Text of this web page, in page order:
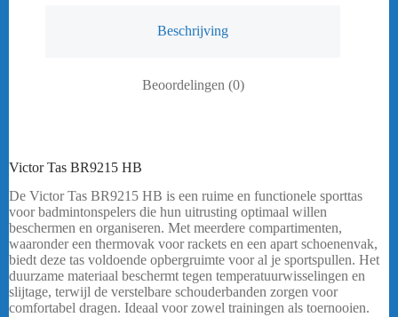
Beschrijving
Beoordelingen (0)
Victor Tas BR9215 HB
De Victor Tas BR9215 HB is een ruime en functionele sporttas
voor badmintonspelers die hun uitrusting optimaal willen
beschermen en organiseren. Met meerdere compartimenten,
waaronder een thermovak voor rackets en een apart schoenenvak,
biedt deze tas voldoende opbergruimte voor al je sportspullen. Het
duurzame materiaal beschermt tegen temperatuurwisselingen en
slijtage, terwijl de verstelbare schouderbanden zorgen voor
comfortabel dragen. Ideaal voor zowel trainingen als toernooien.